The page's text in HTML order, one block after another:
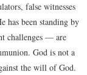
false witnesses
has been standing by
challenges –– are
God is not a
the will of God.